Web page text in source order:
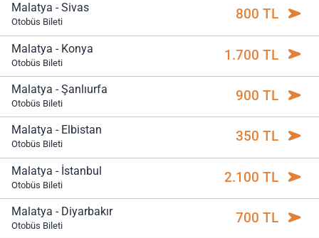
Malatya - Sivas
Otobüs Bileti 800 TL
Malatya - Konya
Otobüs Bileti 1.700 TL
Malatya - Şanlıurfa
Otobüs Bileti 900 TL
Malatya - Elbistan
Otobüs Bileti 350 TL
Malatya - İstanbul
Otobüs Bileti 2.100 TL
Malatya - Diyarbakır
Otobüs Bileti 700 TL